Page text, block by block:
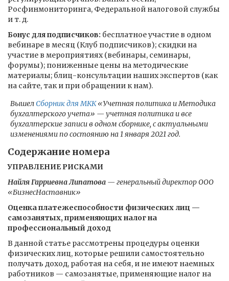
Росфинмониторинга, Федеральной налоговой службы
и т. д.
Бонус для подписчиков: бесплатное участие в одном
вебинаре в месяц (Клуб подписчиков); скидки на
участие в мероприятиях (вебинары, семинары,
форумы); пониженные цены на методические
материалы; блиц-консультации наших экспертов (как
на сайте, так и при обращении к нам).
ВышелСборник для МКК«Учетная политика и Методика
бухгалтерского учета» — учетная политика и все
бухгалтерские записи в одном сборнике, с актуальными
изменениями по состоянию на 1 января 2021 год.
Содержание номера
УПРАВЛЕНИЕ РИСКАМИ
Найля Гарриевна Липатова — генеральный директор ООО
«БизнесНаставник»
Оценка платежеспособности физических лиц —
самозанятых, применяющих налог на
профессиональный доход
В данной статье рассмотрены процедуры оценки
физических лиц, которые решили самостоятельно
получать доход, работая на себя, и не имеют наемных
работников — самозанятые, применяющие налог на